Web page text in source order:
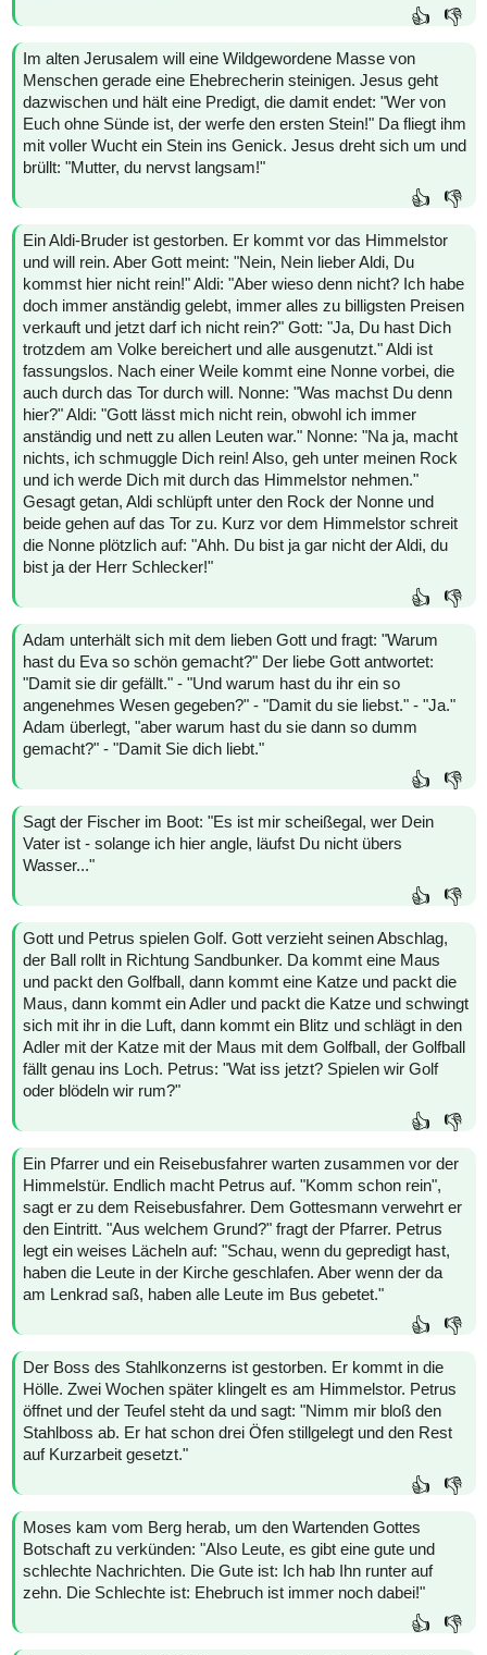
👍 👎
Im alten Jerusalem will eine Wildgewordene Masse von
Menschen gerade eine Ehebrecherin steinigen. Jesus geht
dazwischen und hält eine Predigt, die damit endet: "Wer von
Euch ohne Sünde ist, der werfe den ersten Stein!" Da fliegt ihm
mit voller Wucht ein Stein ins Genick. Jesus dreht sich um und
brüllt: "Mutter, du nervst langsam!"
👍 👎
Ein Aldi-Bruder ist gestorben. Er kommt vor das Himmelstor
und will rein. Aber Gott meint: "Nein, Nein lieber Aldi, Du
kommst hier nicht rein!" Aldi: "Aber wieso denn nicht? Ich habe
doch immer anständig gelebt, immer alles zu billigsten Preisen
verkauft und jetzt darf ich nicht rein?" Gott: "Ja, Du hast Dich
trotzdem am Volke bereichert und alle ausgenutzt." Aldi ist
fassungslos. Nach einer Weile kommt eine Nonne vorbei, die
auch durch das Tor durch will. Nonne: "Was machst Du denn
hier?" Aldi: "Gott lässt mich nicht rein, obwohl ich immer
anständig und nett zu allen Leuten war." Nonne: "Na ja, macht
nichts, ich schmuggle Dich rein! Also, geh unter meinen Rock
und ich werde Dich mit durch das Himmelstor nehmen."
Gesagt getan, Aldi schlüpft unter den Rock der Nonne und
beide gehen auf das Tor zu. Kurz vor dem Himmelstor schreit
die Nonne plötzlich auf: "Ahh. Du bist ja gar nicht der Aldi, du
bist ja der Herr Schlecker!"
👍 👎
Adam unterhält sich mit dem lieben Gott und fragt: "Warum
hast du Eva so schön gemacht?" Der liebe Gott antwortet:
"Damit sie dir gefällt." - "Und warum hast du ihr ein so
angenehmes Wesen gegeben?" - "Damit du sie liebst." - "Ja."
Adam überlegt, "aber warum hast du sie dann so dumm
gemacht?" - "Damit Sie dich liebt."
👍 👎
Sagt der Fischer im Boot: "Es ist mir scheißegal, wer Dein
Vater ist - solange ich hier angle, läufst Du nicht übers
Wasser..."
👍 👎
Gott und Petrus spielen Golf. Gott verzieht seinen Abschlag,
der Ball rollt in Richtung Sandbunker. Da kommt eine Maus
und packt den Golfball, dann kommt eine Katze und packt die
Maus, dann kommt ein Adler und packt die Katze und schwingt
sich mit ihr in die Luft, dann kommt ein Blitz und schlägt in den
Adler mit der Katze mit der Maus mit dem Golfball, der Golfball
fällt genau ins Loch. Petrus: "Wat iss jetzt? Spielen wir Golf
oder blödeln wir rum?"
👍 👎
Ein Pfarrer und ein Reisebusfahrer warten zusammen vor der
Himmelstür. Endlich macht Petrus auf. "Komm schon rein",
sagt er zu dem Reisebusfahrer. Dem Gottesmann verwehrt er
den Eintritt. "Aus welchem Grund?" fragt der Pfarrer. Petrus
legt ein weises Lächeln auf: "Schau, wenn du gepredigt hast,
haben die Leute in der Kirche geschlafen. Aber wenn der da
am Lenkrad saß, haben alle Leute im Bus gebetet."
👍 👎
Der Boss des Stahlkonzerns ist gestorben. Er kommt in die
Hölle. Zwei Wochen später klingelt es am Himmelstor. Petrus
öffnet und der Teufel steht da und sagt: "Nimm mir bloß den
Stahlboss ab. Er hat schon drei Öfen stillgelegt und den Rest
auf Kurzarbeit gesetzt."
👍 👎
Moses kam vom Berg herab, um den Wartenden Gottes
Botschaft zu verkünden: "Also Leute, es gibt eine gute und
schlechte Nachrichten. Die Gute ist: Ich hab Ihn runter auf
zehn. Die Schlechte ist: Ehebruch ist immer noch dabei!"
👍 👎